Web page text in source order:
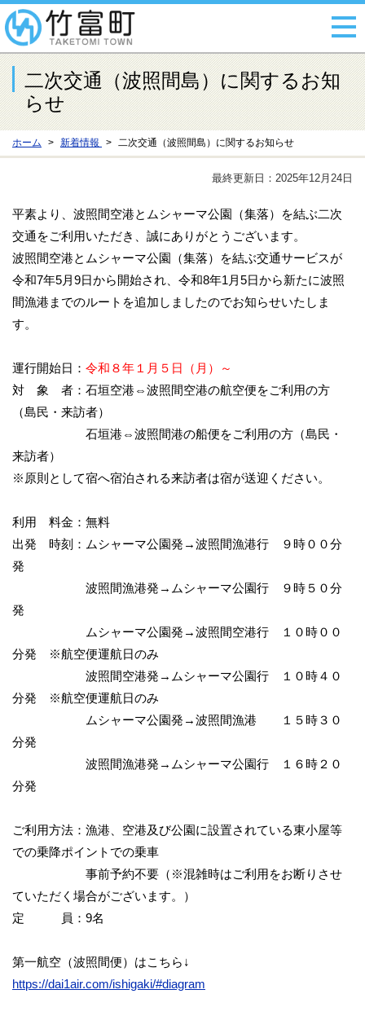
二次交通（波照間島）に関するお知
らせ
ホーム 新着情報 二次交通（波照間島）に関するお知らせ
最終更新日：2025年12月24日
平素より、波照間空港とムシャーマ公園（集落）を結ぶ二次
交通をご利用いただき、誠にありがとうございます。
波照間空港とムシャーマ公園（集落）を結ぶ交通サービスが
令和7年5月9日から開始され、令和8年1月5日から新たに波照
間漁港までのルートを追加しましたのでお知らせいたしま
す。
運行開始日： 令和８年１月５日（月）～
対 象 者：石垣空港⇔波照間空港の航空便をご利用の方
（島民・来訪者）
石垣港⇔波照間港の船便をご利用の方（島民・
来訪者）
※原則として宿へ宿泊される来訪者は宿が送迎ください。
利用 料金：無料
出発 時刻：ムシャーマ公園発→波照間漁港行 ９時００分
発
波照間漁港発→ムシャーマ公園行 ９時５０分
発
ムシャーマ公園発→波照間空港行 １０時００
分発 ※航空便運航日のみ
波照間空港発→ムシャーマ公園行 １０時４０
分発 ※航空便運航日のみ
ムシャーマ公園発→波照間漁港 １５時３０
分発
波照間漁港発→ムシャーマ公園行 １６時２０
分発
ご利用方法：漁港、空港及び公園に設置されている東小屋等
での乗降ポイントでの乗車
事前予約不要（※混雑時はご利用をお断りさせ
ていただく場合がございます。）
定 員：9名
第一航空（波照間便）はこちら↓
https://dai1air.com/ishigaki/#diagram